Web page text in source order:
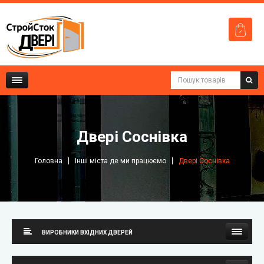
Двері Соснівка
Головна Інші міста де ми працюємо Двері Соснівка
ВИРОБНИКИ ВХІДНИХ ДВЕРЕЙ
Стильні двері